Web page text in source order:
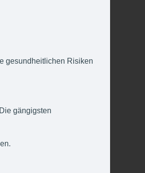
gesundheitlichen Risiken
gängigsten